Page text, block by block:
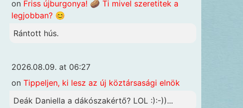
on Friss újburgonya! 🥔 Ti mivel szeretitek a
legjobban? 😊
Rántott hús.
2026.08.09. at 06:27
on Tippeljen, ki lesz az új köztársasági elnök
Deák Daniella a dákószakértő? LOL :):-))...